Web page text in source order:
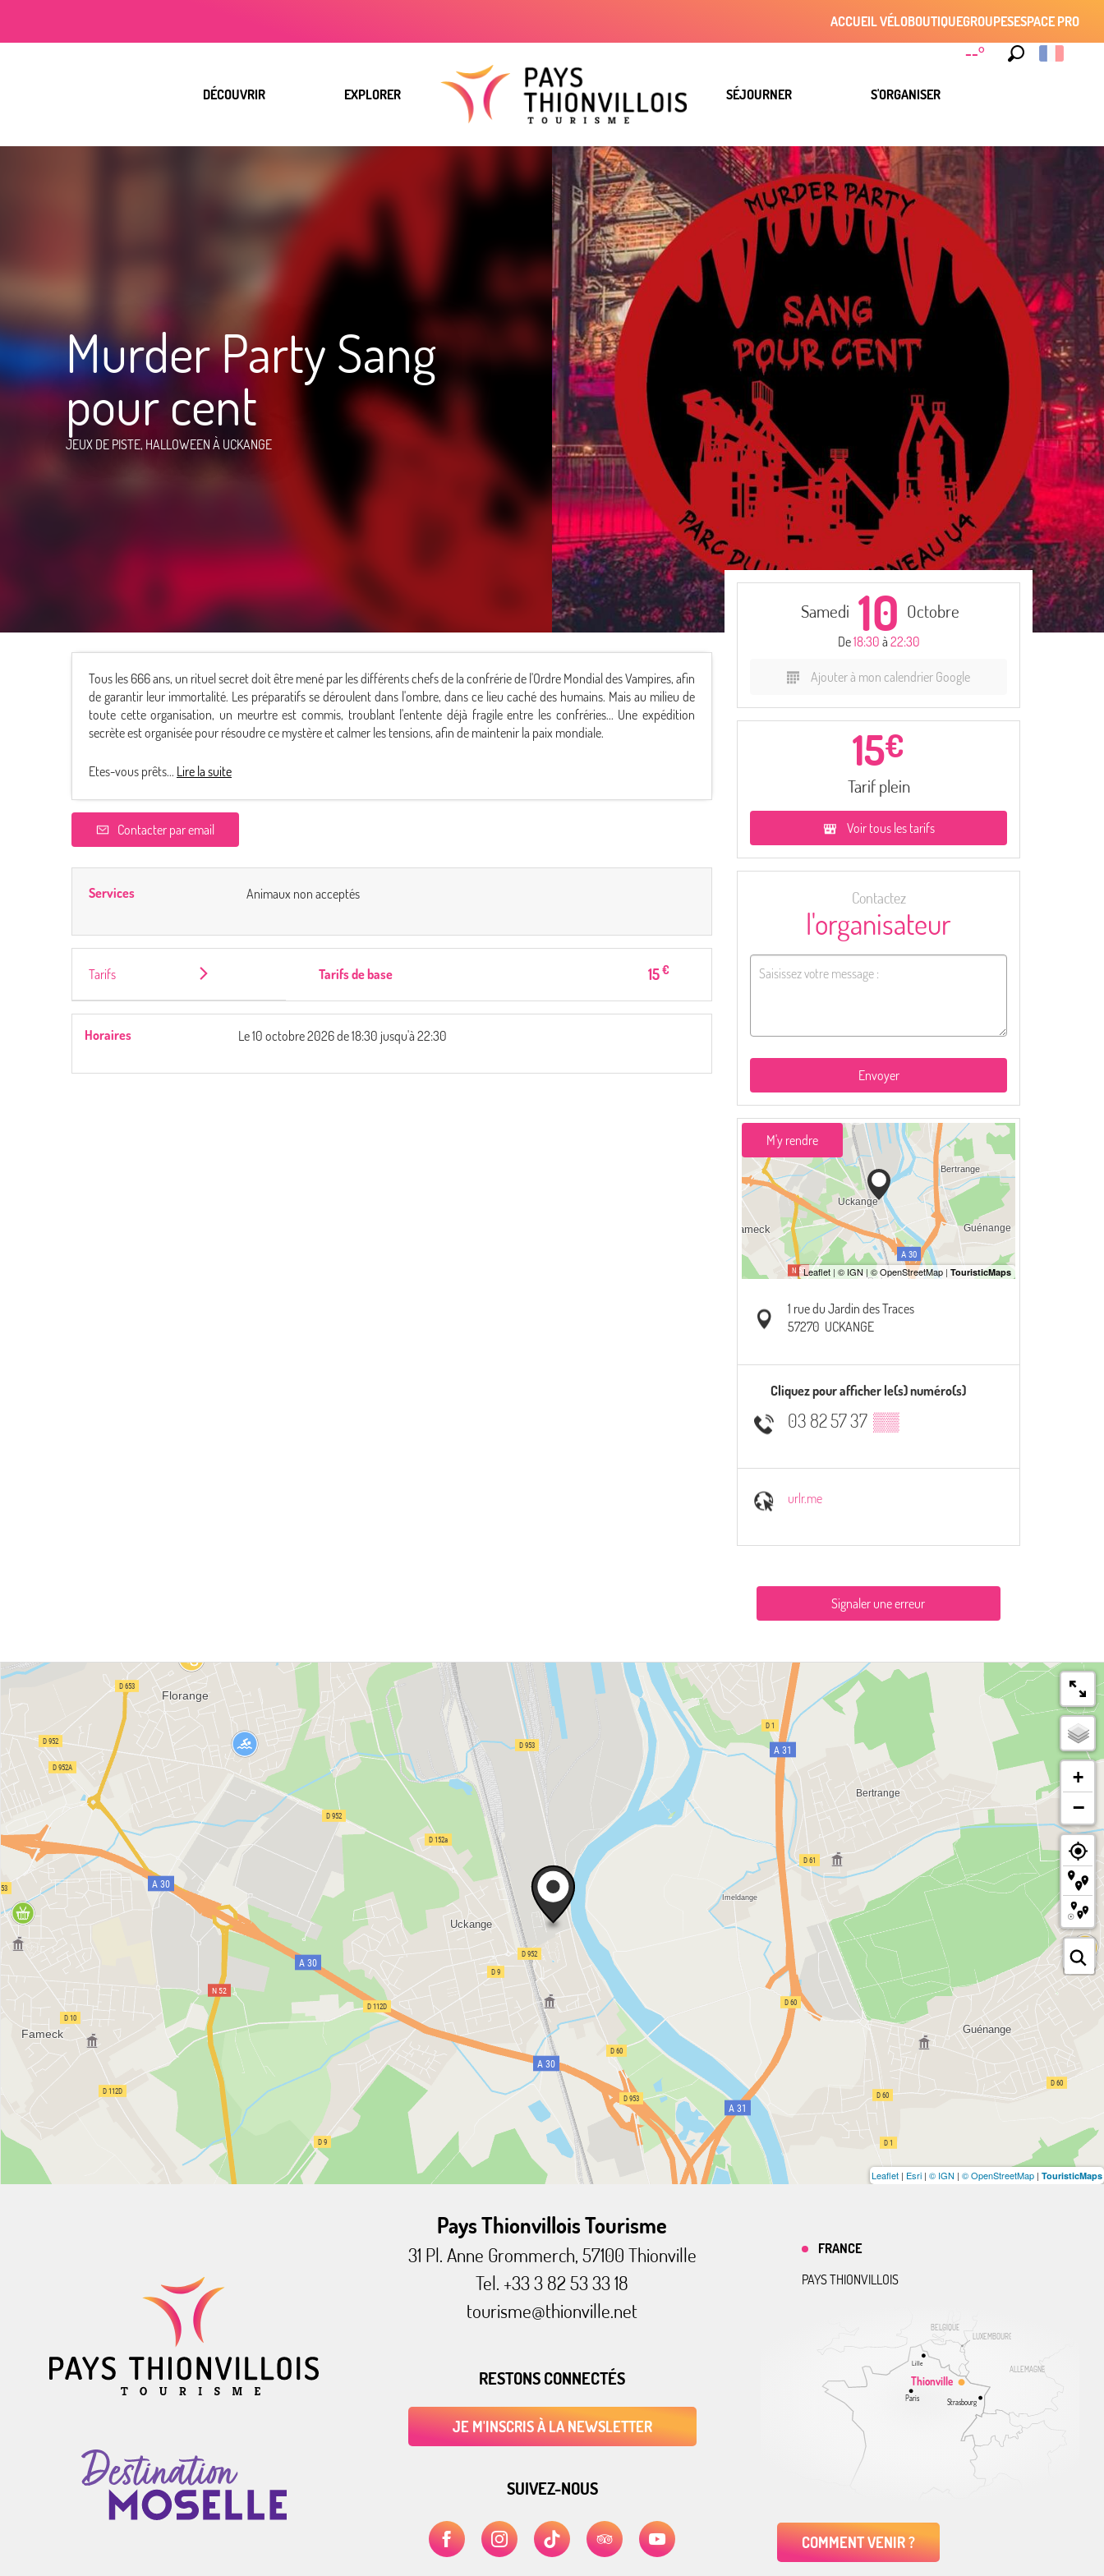
--°
ACCUEIL VÉLOBOUTIQUEGROUPESESPACE PRO
DÉCOUVRIR EXPLORER SÉJOURNER S'ORGANISER
Murder Party Sang
pour cent
JEUX DE PISTE, HALLOWEEN À UCKANGE
Tous les 666 ans, un rituel secret doit être mené par les différents chefs de la confrérie de l'Ordre Mondial des Vampires, afin
de garantir leur immortalité. Les préparatifs se déroulent dans l'ombre, dans ce lieu caché des humains. Mais au milieu de
toute cette organisation, un meurtre est commis, troublant l'entente déjà fragile entre les confréries... Une expédition
secrète est organisée pour résoudre ce mystère et calmer les tensions, afin de maintenir la paix mondiale.
Etes-vous prêts... Lire la suite
Contacter par email
Services Animaux non acceptés
Tarifs Tarifs de base 15€
Horaires Le10 octobre 2026de 18:30 jusqu'à 22:30
Samedi 10 Octobre
De18:30 à 22:30
Ajouter à mon calendrier Google
15€
Tarif plein
Voir tous les tarifs
Contactez
l'organisateur
Envoyer
M'y rendre
1 rue du Jardin des Traces
57270 UCKANGE
Cliquez pour afficher le(s) numéro(s)
03 82 57 37 ▒▒
urlr.me
Signaler une erreur
+
−
Leaflet | Esri | © IGN | © OpenStreetMap | TouristicMaps
Pays Thionvillois Tourisme
31 Pl. Anne Grommerch, 57100 Thionville
Tel. +33 3 82 53 33 18
tourisme@thionville.net
RESTONS CONNECTÉS
JE M'INSCRIS À LA NEWSLETTER
SUIVEZ-NOUS
ALLEMAGNE
BELGIQUE
LUXEMBOURG
Thionville
Lille
Paris Strasbourg
FRANCE
PAYS THIONVILLOIS
COMMENT VENIR ?